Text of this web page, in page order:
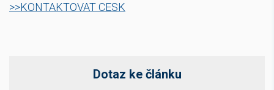
>>KONTAKTOVAT CESK
Dotaz ke článku